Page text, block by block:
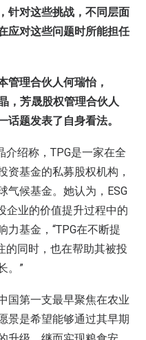
针对这些挑战，不同层面
应对这些问题时所能担任
管理合伙人何瑞怡，
，芳晟股权管理合伙人
题发表了自身看法。
介绍称，TPG是一家在全
资基金的私募股权机构，
气候基金。她认为，ESG
企业的价值提升过程中的
力基金，“TPG在不断提
的同时，也在帮助其被投
。”
国第一支最早聚焦在农业
景是希望能够通过其早期